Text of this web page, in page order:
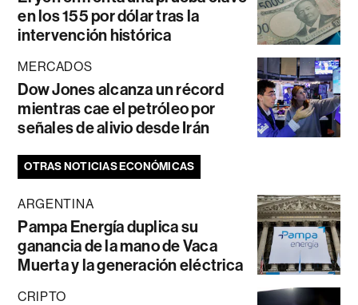
en los 155 por dólar tras la
intervención histórica
MERCADOS
Dow Jones alcanza un récord
mientras cae el petróleo por
señales de alivio desde Irán
OTRAS NOTICIAS ECONÓMICAS
ARGENTINA
Pampa Energía duplica su
ganancia de la mano de Vaca
Muerta y la generación eléctrica
CRIPTO